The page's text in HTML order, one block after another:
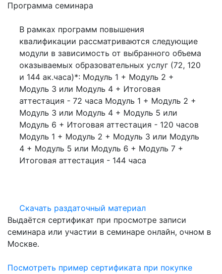
Программа семинара
В рамках программ повышения
квалификации рассматриваются следующие
модули в зависимость от выбранного объема
оказываемых образовательных услуг (72, 120
и 144 ак.часа)*: Модуль 1 + Модуль 2 +
Модуль 3 или Модуль 4 + Итоговая
аттестация - 72 часа Модуль 1 + Модуль 2 +
Модуль 3 или Модуль 4 + Модуль 5 или
Модуль 6 + Итоговая аттестация - 120 часов
Модуль 1 + Модуль 2 + Модуль 3 или Модуль
4 + Модуль 5 или Модуль 6 + Модуль 7 +
Итоговая аттестация - 144 часа
Скачать раздаточный материал
Выдаётся сертификат при просмотре записи
семинара или участии в семинаре онлайн, очном в
Москве.
Посмотреть пример сертификата при покупке